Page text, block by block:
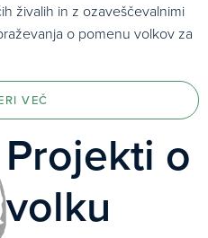
živalih in z ozaveščevalnimi
o pomenu volkov za
VEČ
Projekti o
volku